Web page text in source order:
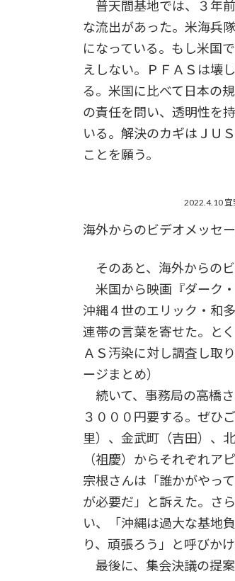
普天間基地では、３年
な流出があった。米海兵
になっている。もし米国
えしない。ＰＦＡＳは壊
る。米国に比べて日本の
の責任を問い、透明性を
いる。解決のカギはＪＵ
ことを願う。
2022.4.10 宜
海外からのビデオメッセ
そのあと、海外からの
米国から映画『ダーク
沖縄４世のエリック・和
連帯の言葉を寄せた。と
ＡＳ汚染に対し調査し取
ージまとめ）
続いて、事務局の高橋
３０００円要する。ぜひ
里）、金武町（吉田）、
（祖慶）からそれぞれア
宗根さんは「誰かがやっ
が必要だ」と訴えた。さ
い、「沖縄は過大な基地
り、頑張ろう」と呼びかけ
最後に、集会決議の提案